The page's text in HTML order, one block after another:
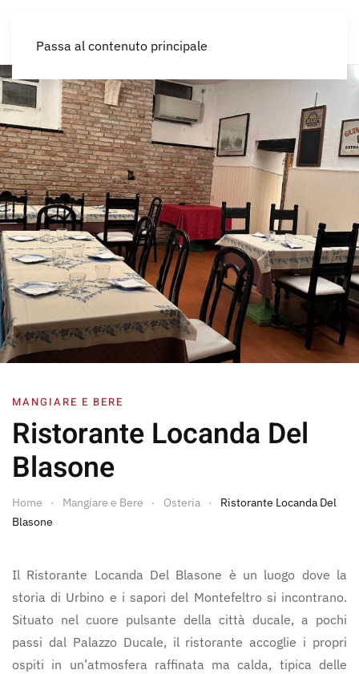
Passa al contenuto principale
MANGIARE E BERE
Ristorante Locanda Del
Blasone
Home Mangiare e Bere Osteria
Ristorante Locanda Del
Blasone
Il Ristorante Locanda Del Blasone è un luogo dove la
storia di Urbino e i sapori del Montefeltro si incontrano.
Situato nel cuore pulsante della città ducale, a pochi
passi dal Palazzo Ducale, il ristorante accoglie i propri
ospiti in un’atmosfera raffinata ma calda, tipica delle